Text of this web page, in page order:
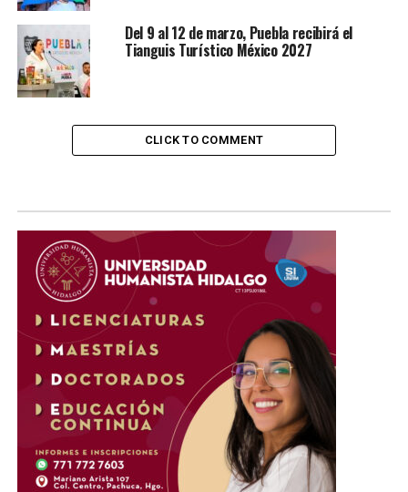
Del 9 al 12 de marzo, Puebla recibirá el
Tianguis Turístico México 2027
CLICK TO COMMENT